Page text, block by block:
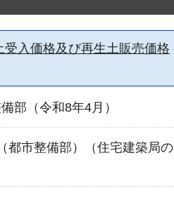
入価格及び再生土販売価格
部（令和8年4月）
都市整備部）（住宅建築局の